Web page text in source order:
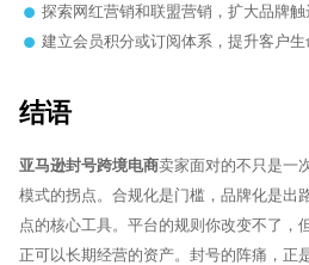
探索网红营销和联盟营销，扩大品牌触
建立会员积分或订阅体系，提升客户生
结语
亚马逊封号跨境电商卖家面对的不只是一
模式的拐点。合规化是门槛，品牌化是出
点的核心工具。平台的规则你改变不了，
正可以长期经营的资产。封号的阵痛，正